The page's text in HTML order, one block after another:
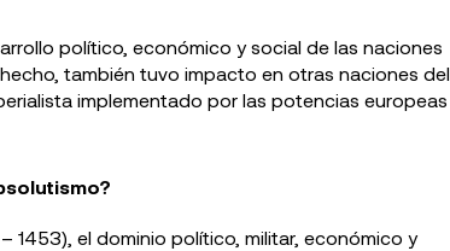
político, económico y social de las naciones
también tuvo impacto en otras naciones del
implementado por las potencias europeas
1453), el dominio político, militar, económico y